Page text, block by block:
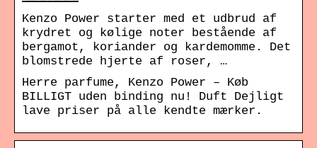
Kenzo Power starter med et udbrud af
krydret og kølige noter bestående af
bergamot, koriander og kardemomme. Det
blomstrede hjerte af roser, …
Herre parfume, Kenzo Power – Køb
BILLIGT uden binding nu! Duft Dejligt
lave priser på alle kendte mærker.